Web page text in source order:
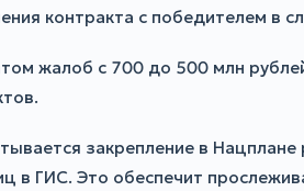
контракта с победителем в
жалоб с 700 до 500 млн
закрепление в
ГИС. Это обеспечит